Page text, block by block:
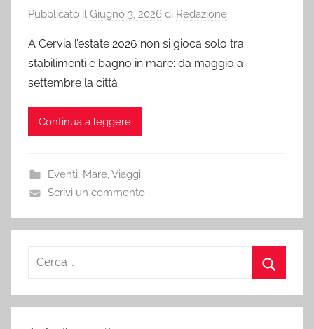
Pubblicato il Giugno 3, 2026 di Redazione
A Cervia l’estate 2026 non si gioca solo tra
stabilimenti e bagno in mare: da maggio a
settembre la città
Continua a leggere
Eventi, Mare,Viaggi
Scrivi un commento
Ricerca